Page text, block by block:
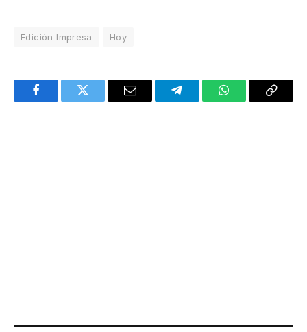
Edición Impresa Hoy
FacebookTwitter Email TelegramWhatsAppCopy